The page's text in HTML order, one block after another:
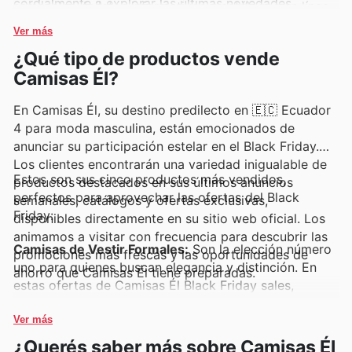
semanales, folletos informativos y catálogos en línea,
donde habitualmente presentan ofertas exclusivas y
tanto de las nuevas colecciones y las oportunidades
de ahorro por tiempo limitado.
Ver más
¿Qué tipo de productos vende
Camisas Él?
En Camisas Él, su destino predilecto en 🇪🇨 Ecuador
4 para moda masculina, están emocionados de
anunciar su participación estelar en el Black Friday.
Los clientes encontrarán una variedad inigualable de
productos destacados en sus últimos anuncios
semanales, catálogos y ofertas exclusivas,
disponibles directamente en su sitio web oficial. Los
animamos a visitar con frecuencia para descubrir las
promociones más frescas y las oportunidades de
ahorro que Camisas Él tiene preparadas.
Estos son sus cinco productos más vendidos,
perfectos para aprovechar las ofertas del Black
Friday:
Camisas de Vestir Formales:Son la elección número
uno para quienes buscan elegancia y distinción. En
estas ofertas de Camisas Él Black Friday sales,
irresistibles, destacando su alta demanda y excelente
valor en los catálogos de Camisas Él.
Ver más
¿Querés saber más sobre Camisas Él